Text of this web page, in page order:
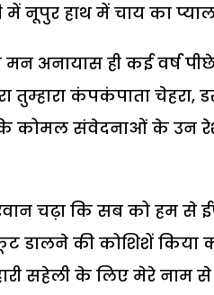
नूपुर हाथ में चाय का
अनायास ही कई वर्ष
तुम्हारा कंपकंपाता
कोमल संवेदनाओं के उन
चढ़ा कि सब को हम से
डालने की कोशिशें किया
सहेली के लिए मेरे नाम से